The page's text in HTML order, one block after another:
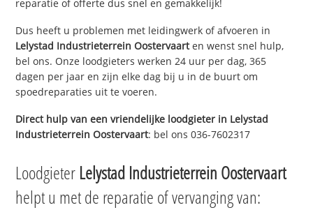
reparatie of offerte dus snel en gemakkelijk!
Dus heeft u problemen met leidingwerk of afvoeren in
Lelystad Industrieterrein Oostervaarten wenst snel hulp,
bel ons. Onze loodgieters werken 24 uur per dag, 365
dagen per jaar en zijn elke dag bij u in de buurt om
spoedreparaties uit te voeren.
Direct hulp van een vriendelijke loodgieter in Lelystad
Industrieterrein Oostervaart: bel ons 036-7602317
Loodgieter Lelystad Industrieterrein Oostervaart
helpt u met de reparatie of vervanging van: